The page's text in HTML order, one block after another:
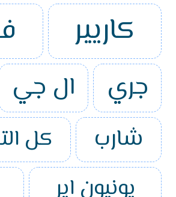
كاريير
جري ال جي
شارب
كل
يونيون اير